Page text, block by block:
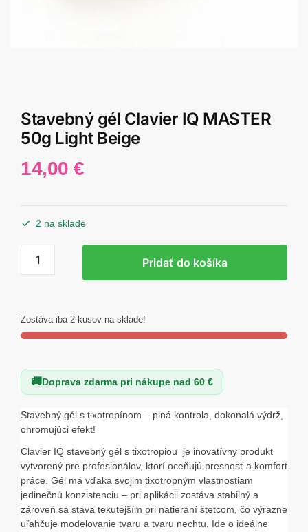
Stavebný gél Clavier IQ MASTER
50g Light Beige
14,00 €
Stavebný gél s tixotropínom – plná kontrola, dokonalá výdrž,
ohromujúci efekt!
Clavier IQ stavebný gél s tixotropiou je inovatívny produkt
vytvorený pre profesionálov, ktorí oceňujú presnosť a komfort
práce. Gél má vďaka svojim tixotropným vlastnostiam
jedinečnú konzistenciu – pri aplikácii zostáva stabilný a
zároveň sa stáva tekutejším pri natieraní štetcom, čo výrazne
uľahčuje modelovanie tvaru a tvaru nechtu. Ide o ideálne
2 na sklade
IQ
MASTER
Light
Beige
Pridať do košíka
Zostáva iba 2 kusov na sklade!
Doprava zdarma pri nákupe nad 60 €